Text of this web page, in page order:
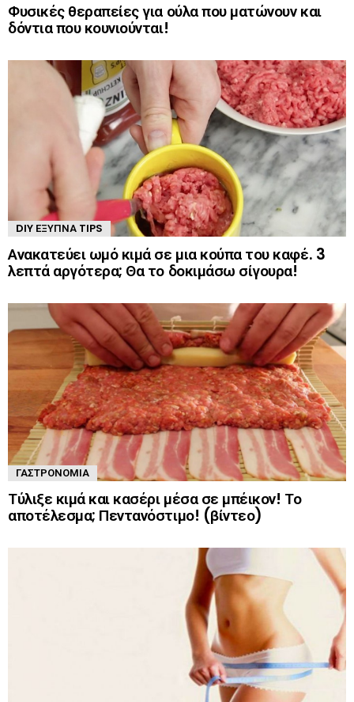
Φυσικές θεραπείες για ούλα που ματώνουν και
δόντια που κουνιούνται!
DIY ΈΞΥΠΝΑ TIPS
Ανακατεύει ωμό κιμά σε μια κούπα του καφέ. 3
λεπτά αργότερα; Θα το δοκιμάσω σίγουρα!
ΓΑΣΤΡΟΝΟΜΊΑ
Τύλιξε κιμά και κασέρι μέσα σε μπέικον! Το
αποτέλεσμα; Πεντανόστιμο! (βίντεο)